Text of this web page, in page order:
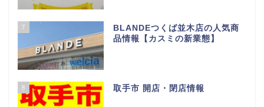
4
【2026年最新版】守谷市開店・
閉店情報
5
【2026年最新版】龍ヶ崎市開
店・閉店情報